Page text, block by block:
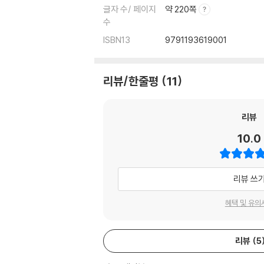
글자 수/ 페이지
수
약 220쪽
ISBN13 9791193619001
리뷰/한줄평 11
리뷰
10.0
리뷰 쓰기
혜택 및 유의
리뷰 5